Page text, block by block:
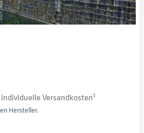
Versandkosten1
Hersteller.